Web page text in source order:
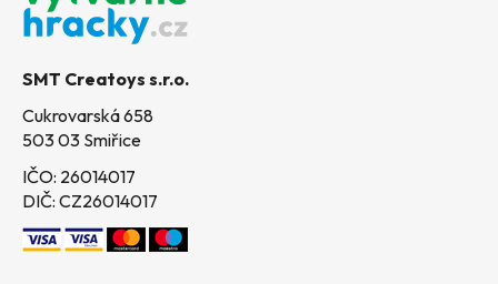
SMT Creatoys s.r.o.
Cukrovarská 658
503 03 Smiřice
IČO: 26014017
DIČ: CZ26014017